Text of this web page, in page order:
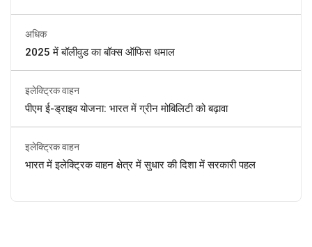
अधिक
2025 में बॉलीवुड का बॉक्स ऑफिस धमाल
इलेक्ट्रिक वाहन
पीएम ई-ड्राइव योजना: भारत में ग्रीन मोबिलिटी को बढ़ावा
इलेक्ट्रिक वाहन
भारत में इलेक्ट्रिक वाहन क्षेत्र में सुधार की दिशा में सरकारी पहल